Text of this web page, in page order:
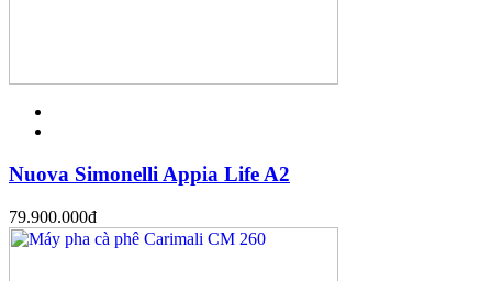
Nuova Simonelli Appia Life A2
79.900.000đ